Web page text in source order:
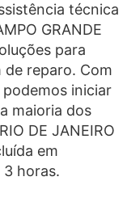
técnica
GRANDE
para
reparo. Com
iniciar
maioria dos
DE JANEIRO
em
3 horas.